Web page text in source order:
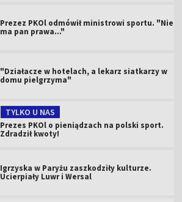
Prezez PKOl odmówił ministrowi sportu. "Nie
ma pan prawa..."
"Działacze w hotelach, a lekarz siatkarzy w
domu pielgrzyma"
TYLKO U NAS
Prezes PKOl o pieniądzach na polski sport.
Zdradził kwoty!
Igrzyska w Paryżu zaszkodziły kulturze.
Ucierpiały Luwr i Wersal